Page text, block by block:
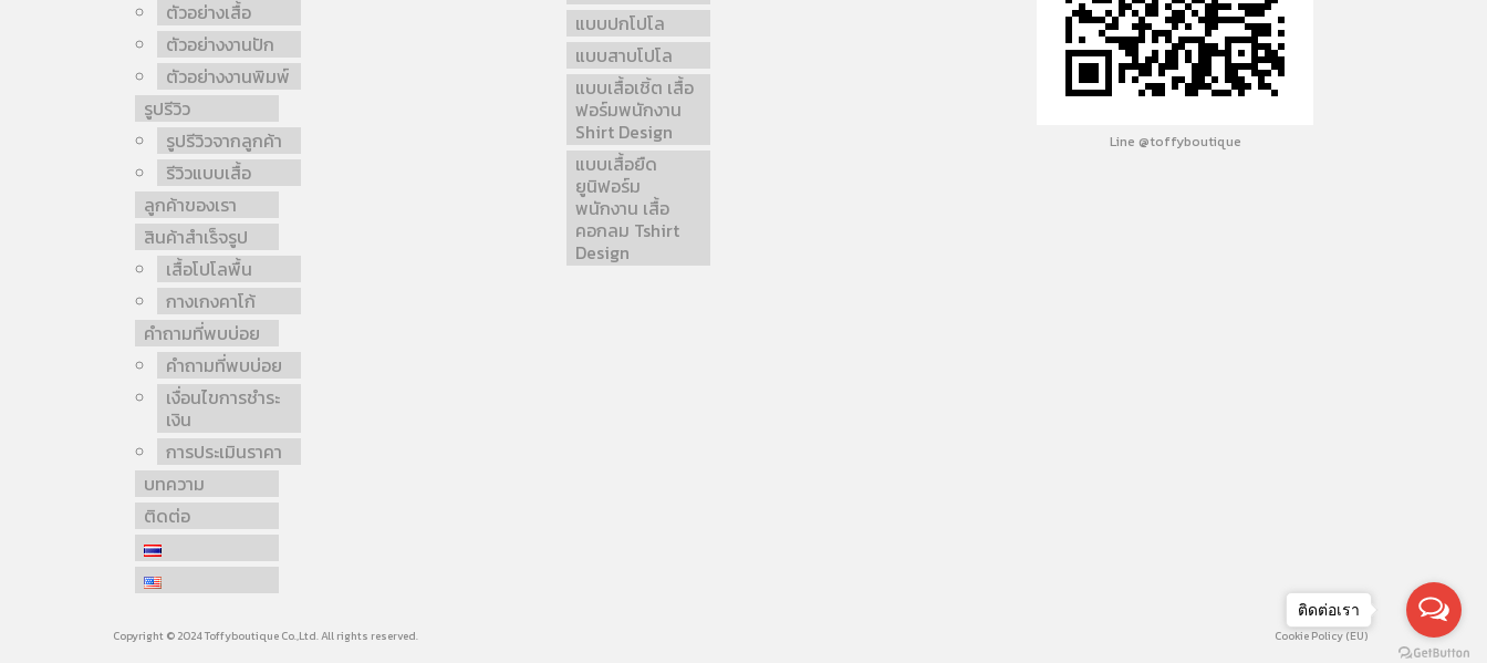
ตัวอย่างเสื้อ
ตัวอย่างงานปัก
ตัวอย่างงานพิมพ์
รูปรีวิว
รูปรีวิวจากลูกค้า
รีวิวแบบเสื้อ
ลูกค้าของเรา
สินค้าสำเร็จรูป
เสื้อโปโลพื้น
กางเกงคาโก้
คำถามที่พบบ่อย
คำถามที่พบบ่อย
เงื่อนไขการชำระ
เงิน
การประเมินราคา
บทความ
ติดต่อ
แบบปกโปโล
แบบสาบโปโล
แบบเสื้อเชิ้ต เสื้อ
ฟอร์มพนักงาน
Shirt Design
แบบเสื้อยืด
ยูนิฟอร์ม
พนักงาน เสื้อ
คอกลม Tshirt
Design
Line @toffyboutique
Cookie Policy (EU)
Copyright © 2024 Toffyboutique Co.,Ltd. All rights reserved.
ติดต่อเรา